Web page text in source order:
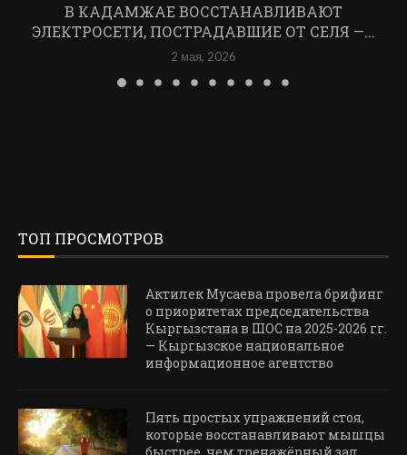
В КАДАМЖАЕ ВОССТАНАВЛИВАЮТ
ЭЛЕКТРОСЕТИ, ПОСТРАДАВШИЕ ОТ СЕЛЯ —...
2 мая, 2026
ТОП ПРОСМОТРОВ
Актилек Мусаева провела брифинг
о приоритетах председательства
Кыргызстана в ШОС на 2025-2026 гг.
— Кыргызское национальное
информационное агентство
Пять простых упражнений стоя,
которые восстанавливают мышцы
быстрее, чем тренажёрный зал